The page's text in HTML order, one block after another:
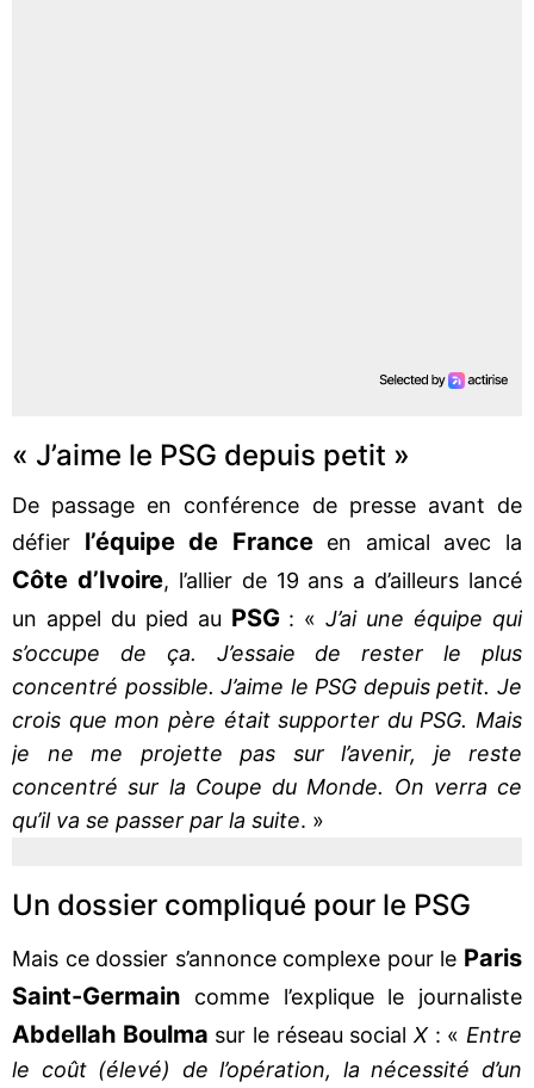
« J’aime le PSG depuis petit »
De passage en conférence de presse avant de
défier l’équipe de Franceen amical avec la
Côte d’Ivoire, l’allier de 19 ans a d’ailleurs lancé
un appel du pied au PSG : «J’ai une équipe qui
s’occupe de ça. J’essaie de rester le plus
concentré possible. J’aime le PSG depuis petit. Je
crois que mon père était supporter du PSG. Mais
je ne me projette pas sur l’avenir, je reste
concentré sur la Coupe du Monde. On verra ce
qu’il va se passer par la suite. »
Un dossier compliqué pour le PSG
Mais ce dossier s’annonce complexe pour le Paris
Saint-Germain comme l’explique le journaliste
Abdellah Boulma sur le réseau socialX : « Entre
le coût (élevé) de l’opération, la nécessité d’un